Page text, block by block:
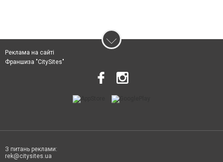
Реклама на сайті
Франшиза "CitySites"
З питань реклами:
rek@citysites.ua